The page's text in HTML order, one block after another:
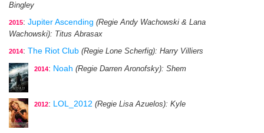
Bingley
2015: Jupiter Ascending (Regie Andy Wachowski & Lana
Wachowski): Titus Abrasax
2014: The Riot Club (Regie Lone Scherfig): Harry Villiers
2014: Noah (Regie Darren Aronofsky): Shem
2012: LOL_2012 (Regie Lisa Azuelos): Kyle